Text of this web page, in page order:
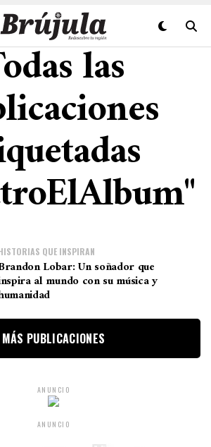
las
QUE INSPIRAN
Lobar: Un soñador que
al mundo con su música y
MÁS PUBLICACIONES
ANUNCIO
ANUNCIO